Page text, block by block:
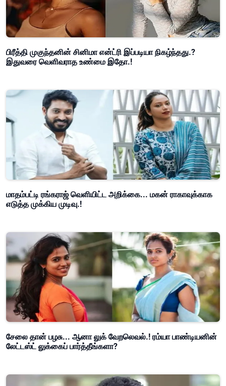
பிரீத்தி முகுந்தனின் சினிமா என்ட்ரி இப்படியா நிகழ்ந்தது.?
இதுவரை வெளிவராத உண்மை இதோ.!
மாதம்பட்டி ரங்கராஜ் வெளியிட்ட அறிக்கை... மகன் ராகாவுக்காக
எடுத்த முக்கிய முடிவு.!
சேலை தான் பழசு... ஆனா லுக் வேறலெவல்.! ரம்யா பாண்டியனின்
லேட்டஸ்ட் லுக்கைப் பார்த்தீங்களா?